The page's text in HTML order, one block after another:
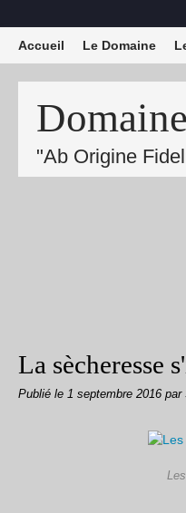
"Ab Origine
Accueil Le Domaine
La sècheresse
Publié le 1 septembre 2016 par